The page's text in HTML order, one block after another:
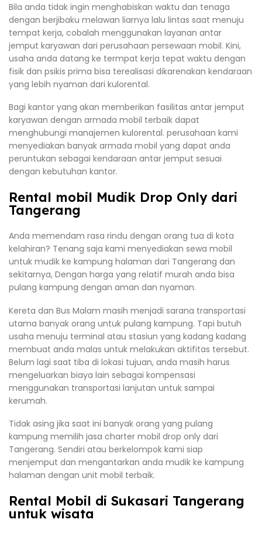
Bila anda tidak ingin menghabiskan waktu dan tenaga
dengan berjibaku melawan liarnya lalu lintas saat menuju
tempat kerja, cobalah menggunakan layanan antar
jemput karyawan dari perusahaan persewaan mobil. Kini,
usaha anda datang ke termpat kerja tepat waktu dengan
fisik dan psikis prima bisa terealisasi dikarenakan kendaraan
yang lebih nyaman dari kulorental.
Bagi kantor yang akan memberikan fasilitas antar jemput
karyawan dengan armada mobil terbaik dapat
menghubungi manajemen kulorental. perusahaan kami
menyediakan banyak armada mobil yang dapat anda
peruntukan sebagai kendaraan antar jemput sesuai
dengan kebutuhan kantor.
Rental mobil Mudik Drop Only dari
Tangerang
Anda memendam rasa rindu dengan orang tua di kota
kelahiran? Tenang saja kami menyediakan sewa mobil
untuk mudik ke kampung halaman dari Tangerang dan
sekitarnya, Dengan harga yang relatif murah anda bisa
pulang kampung dengan aman dan nyaman.
Kereta dan Bus Malam masih menjadi sarana transportasi
utama banyak orang untuk pulang kampung. Tapi butuh
usaha menuju terminal atau stasiun yang kadang kadang
membuat anda malas untuk melakukan aktifitas tersebut.
Belum lagi saat tiba di lokasi tujuan, anda masih harus
mengeluarkan biaya lain sebagai kompensasi
menggunakan transportasi lanjutan untuk sampai
kerumah.
Tidak asing jika saat ini banyak orang yang pulang
kampung memilih jasa charter mobil drop only dari
Tangerang. Sendiri atau berkelompok kami siap
menjemput dan mengantarkan anda mudik ke kampung
halaman dengan unit mobil terbaik.
Rental Mobil di Sukasari Tangerang
untuk wisata